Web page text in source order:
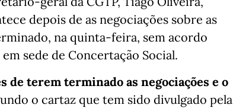
depois de as negociações sobre as
na quinta-feira, sem acordo
sede de Concertação Social.
de terem terminado as negociações e o
o cartaz que tem sido divulgado pela